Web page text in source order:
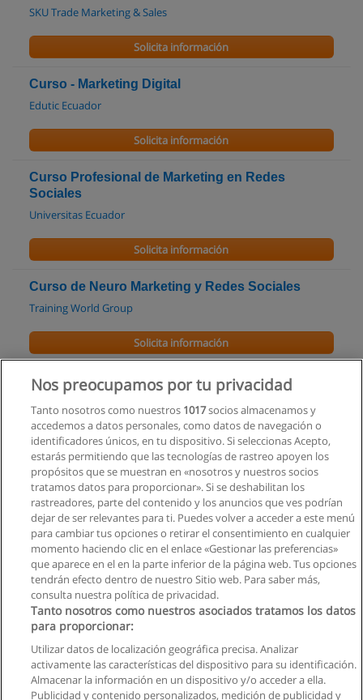
SKU Trade Marketing & Sales
Solicita información
Curso - Marketing Digital
Edutic Ecuador
Solicita información
Curso Profesional de Marketing en Redes
Sociales
Universitas Ecuador
Solicita información
Curso de Neuro Marketing y Redes Sociales
Training World Group
Solicita información
Curso de Marketing Digital
Solicita información
Curso de Marketing Digital 3.0 e Inbound
Marketing
Marketti Capacitaciones
Solicita información
Privacidad de datos
Nos preocupamos por tu privacidad
Tanto nosotros como nuestros 1017socios almacenamos y
accedemos a datos personales, como datos de navegación o
identificadores únicos, en tu dispositivo. Si seleccionas Acepto,
estarás permitiendo que las tecnologías de rastreo apoyen los
propósitos que se muestran en «nosotros y nuestros socios
tratamos datos para proporcionar». Si se deshabilitan los
rastreadores, parte del contenido y los anuncios que ves podrían
dejar de ser relevantes para ti. Puedes volver a acceder a este menú
para cambiar tus opciones o retirar el consentimiento en cualquier
momento haciendo clic en el enlace «Gestionar las preferencias»
que aparece en el en la parte inferior de la página web. Tus opciones
tendrán efecto dentro de nuestro Sitio web. Para saber más,
consulta nuestra política de privacidad.
Tanto nosotros como nuestros asociados tratamos los datos
para proporcionar:
Utilizar datos de localización geográfica precisa. Analizar
activamente las características del dispositivo para su identificación.
Almacenar la información en un dispositivo y/o acceder a ella.
Publicidad y contenido personalizados, medición de publicidad y